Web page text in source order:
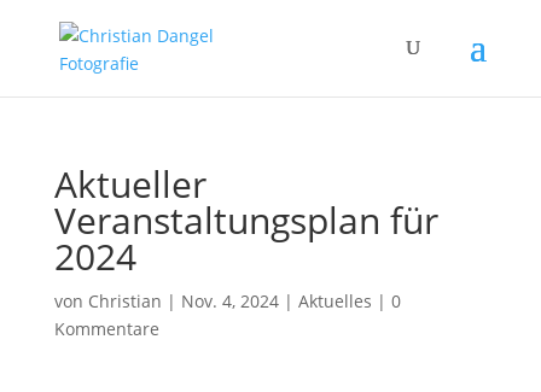
Aktueller
Veranstaltungsplan für
2024
von Christian | Nov. 4, 2024| Aktuelles | 0
Kommentare